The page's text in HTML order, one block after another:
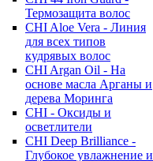
Термозащита волос
CHI Aloe Vera - Линия
для всех типов
кудрявых волос
CHI Argan Oil - На
основе масла Арганы и
дерева Моринга
CHI - Оксиды и
осветлители
CHI Deep Brilliance -
Глубокое увлажнение и